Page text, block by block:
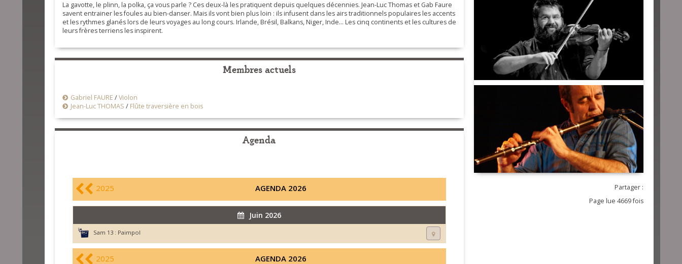
La gavotte, le plinn, la polka, ça vous parle ? Ces deux-là les pratiquent depuis quelques décennies. Jean-Luc Thomas et Gab Faure
savent entrainer les foules au bien-danser. Mais ils vont bien plus loin : ils infusent dans les airs traditionnels populaires les accents
et les rythmes glanés lors de leurs voyages au long cours. Irlande, Brésil, Balkans, Niger, Inde… Les cinq continents et les cultures de
leurs frères terriens les inspirent.
Membres actuels
Gabriel FAURE /Violon
Jean-Luc THOMAS / Flûte traversière en bois
Agenda
2025 AGENDA 2026
Juin 2026
Sam 13 : Paimpol
2025 AGENDA 2026
Partager :
Page lue 4669 fois